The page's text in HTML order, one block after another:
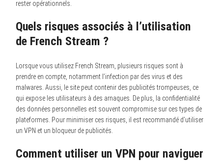
rester opérationnels.
Quels risques associés à l’utilisation
de French Stream ?
Lorsque vous utilisez French Stream, plusieurs risques sont à
prendre en compte, notamment l’infection par des virus et des
malwares. Aussi, le site peut contenir des publicités trompeuses, ce
qui expose les utilisateurs à des arnaques. De plus, la confidentialité
des données personnelles est souvent compromise sur ces types de
plateformes. Pour minimiser ces risques, il est recommandé d’utiliser
un VPN et un bloqueur de publicités.
Comment utiliser un VPN pour naviguer